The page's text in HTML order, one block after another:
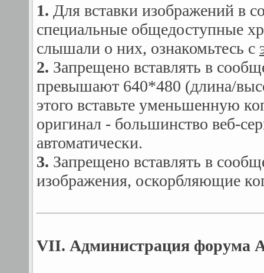
1. Для вставки изображений в
специальные общедоступные
слышали о них, ознакомьтесь с
2. Запрещено вставлять в
превышают 640*480 (длина/
этого вставьте уменьшенную
оригинал - большинство веб-
автоматически.
3. Запрещено вставлять в
изображения, оскорбляющие
VII. Администрация форума